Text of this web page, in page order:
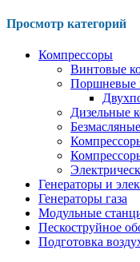
Просмотр категорий
Компрессоры
Винтовые
Поршневые
Дизельные
Генераторы и
Генераторы газа
Модульные
Пескоструйное
Подготовка